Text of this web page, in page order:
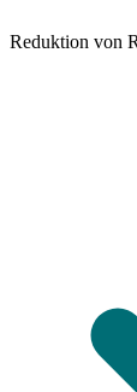
Reduktion von